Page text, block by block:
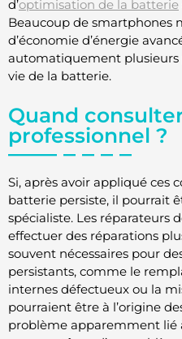
d’optimisation de la batterie
Beaucoup de smartphones
d’économie d’énergie
automatiquement
vie de la batterie.
Quand
professionnel ?
Si, après avoir appliqué ces
batterie persiste, il pourrait
spécialiste. Les réparateurs
effectuer des réparations
souvent nécessaires pour
persistants, comme le
internes défectueux ou la
pourraient être à l’origine
problème apparemment lié